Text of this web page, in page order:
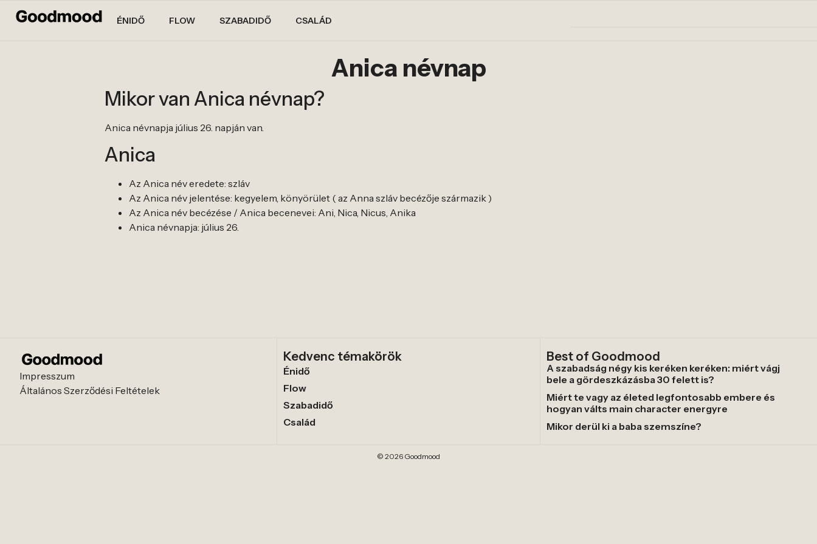
ÉNIDŐ FLOW SZABADIDŐ CSALÁD
Anica névnap
Mikor van Anica névnap?
Anica névnapja július 26. napján van.
Anica
Az Anica név eredete: szláv
Az Anica név jelentése: kegyelem, könyörület ( az Anna szláv becézője származik )
Az Anica név becézése / Anica becenevei: Ani, Nica, Nicus, Anika
Anica névnapja: július 26.
Impresszum
Általános Szerződési Feltételek
Kedvenc témakörök
Énidő
Flow
Szabadidő
Család
Best of Goodmood
A szabadság négy kis keréken keréken: miért vágj
bele a gördeszkázásba 30 felett is?
Miért te vagy az életed legfontosabb embere és
hogyan válts main character energyre
Mikor derül ki a baba szemszíne?
© 2026 Goodmood